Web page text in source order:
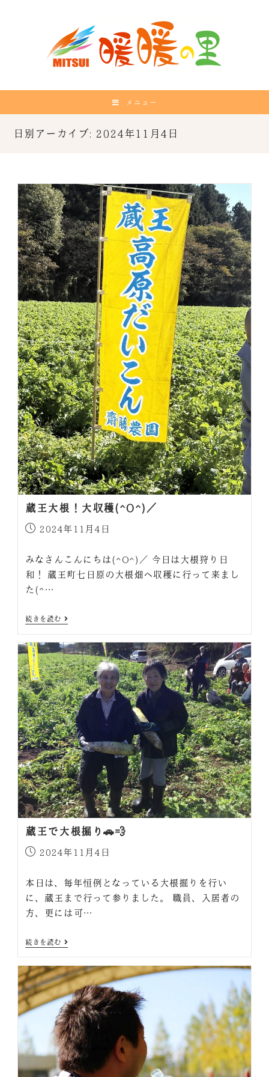
メニュー
日別アーカイブ: 2024年11月4日
蔵王大根！大収穫(^O^)／
2024年11月4日
みなさんこんにちは(^O^)／ 今日は大根狩り日
和！ 蔵王町七日原の大根畑へ収穫に行って来まし
た(^…
続きを読む
蔵王で大根掘り🚗💨
2024年11月4日
本日は、毎年恒例となっている大根掘りを行い
に、蔵王まで行って参りました。 職員、入居者の
方、更には可…
続きを読む